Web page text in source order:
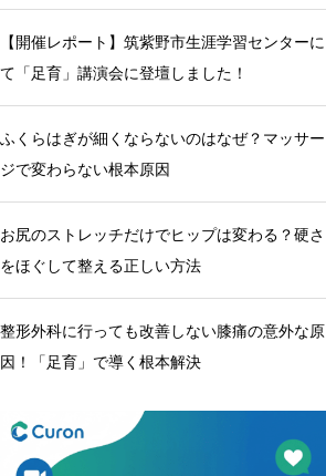
【開催レポート】筑紫野市生涯学習センターに
て「足育」講演会に登壇しました！
ふくらはぎが細くならないのはなぜ？マッサー
ジで変わらない根本原因
お尻のストレッチだけでヒップは変わる？硬さ
をほぐして整える正しい方法
整形外科に行っても改善しない膝痛の意外な原
因！「足育」で導く根本解決